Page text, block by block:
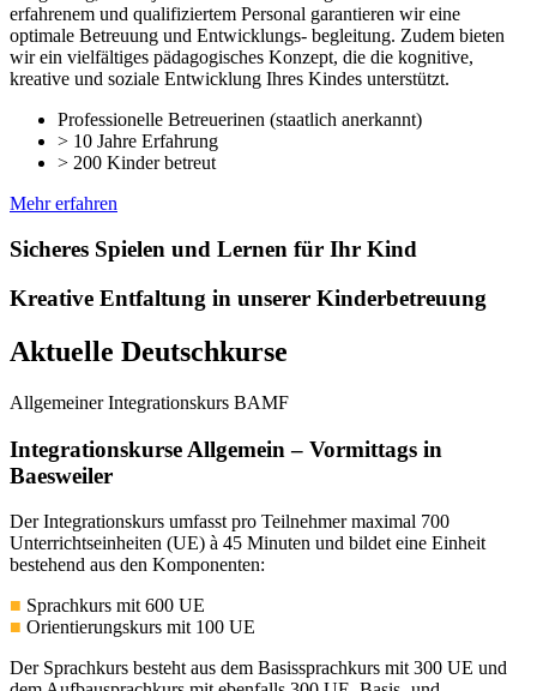
erfahrenem und qualifiziertem Personal garantieren wir eine
optimale Betreuung und Entwicklungs- begleitung. Zudem bieten
wir ein vielfältiges pädagogisches Konzept, die die kognitive,
kreative und soziale Entwicklung Ihres Kindes unterstützt.
Professionelle Betreuerinen (staatlich anerkannt)
> 10 Jahre Erfahrung
> 200 Kinder betreut
Mehr erfahren
Sicheres Spielen und Lernen für Ihr Kind
Kreative Entfaltung in unserer Kinderbetreuung
Aktuelle Deutschkurse
Allgemeiner Integrationskurs BAMF
Integrationskurse Allgemein – Vormittags in
Baesweiler
Der Integrationskurs umfasst pro Teilnehmer maximal 700
Unterrichtseinheiten (UE) à 45 Minuten und bildet eine Einheit
bestehend aus den Komponenten:
■ Sprachkurs mit 600 UE
■ Orientierungskurs mit 100 UE
Der Sprachkurs besteht aus dem Basissprachkurs mit 300 UE und